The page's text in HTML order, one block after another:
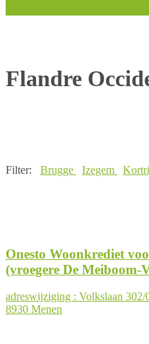
Flandre
Filter: Brugge Izegem
Onesto Woonkrediet
(vroegere De Meiboom-
adreswijziging : Volkslaan 302/
8930 Menen